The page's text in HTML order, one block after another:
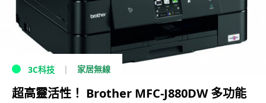
3C科技 家居無線
超高靈活性！ Brother MFC-J880DW 多功能